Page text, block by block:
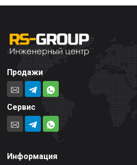
Продажи
Сервис
Информация